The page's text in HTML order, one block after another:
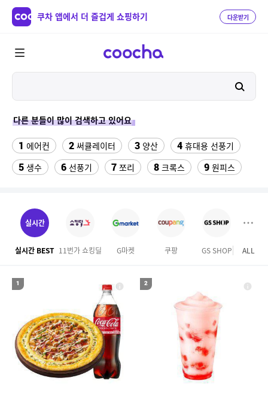
쿠차 앱에서 더 즐겁게 쇼핑하기 다운받기
다른 분들이 많이 검색하고 있어요
1 에어컨 2 써큘레이터 3 양산 4 휴대용 선풍기
5 생수 6 선풍기 7 쪼리 8 크록스 9 원피스
12 볼보 매트
15 남자요실금패드라이너형
17 오션월드 종일권 18 쌀20kg 19 냉장고바지 ALL
실시간
실시간 BEST 11번가 쇼킹딜 G마켓 쿠팡 GS SHOP
1 2